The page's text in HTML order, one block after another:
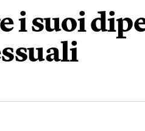
i suoi